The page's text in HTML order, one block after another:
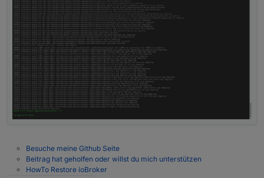
Besuche meine Github Seite
Beitrag hat geholfen oder willst du mich unterstützen
HowTo Restore ioBroker